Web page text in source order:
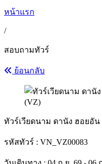
หน้าแรก
/
สอบถามทัวร์
ย้อนกลับ
ทัวร์เวียดนาม ดานัง ฮอยอั
รหัสทัวร์ : VN_VZ00083